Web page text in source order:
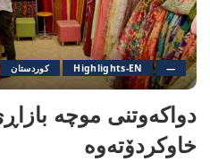
—
Highlights-EN کوردستان
دواکەوتنی موچە
خاوکردۆتەوە